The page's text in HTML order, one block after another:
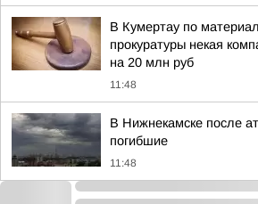
В Кумертау по
прокуратуры некая
на 20 млн руб
11:48
В Нижнекамске после
погибшие
11:48